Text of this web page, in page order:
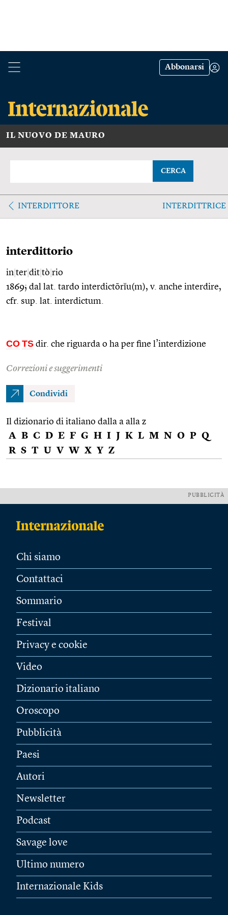
Abbonarsi
IL NUOVO DE MAURO
CERCA
INTERDITTORE INTERDITTRICE
interdittorio
in ter dit tò rio
1869; dal lat. tardo interdictōrĭu(m), v. anche interdire,
cfr. sup. lat. interdictum.
CO TS dir. che riguarda o ha per fine l’interdizione
Correzioni e suggerimenti
Condividi
Il dizionario di italiano dalla a alla z
A B C D E F G H I J K L M N O P Q
R S T U V W X Y Z
PUBBLICITÀ
Chi siamo
Contattaci
Sommario
Festival
Privacy e cookie
Video
Dizionario italiano
Oroscopo
Pubblicità
Paesi
Autori
Newsletter
Podcast
Savage love
Ultimo numero
Internazionale Kids